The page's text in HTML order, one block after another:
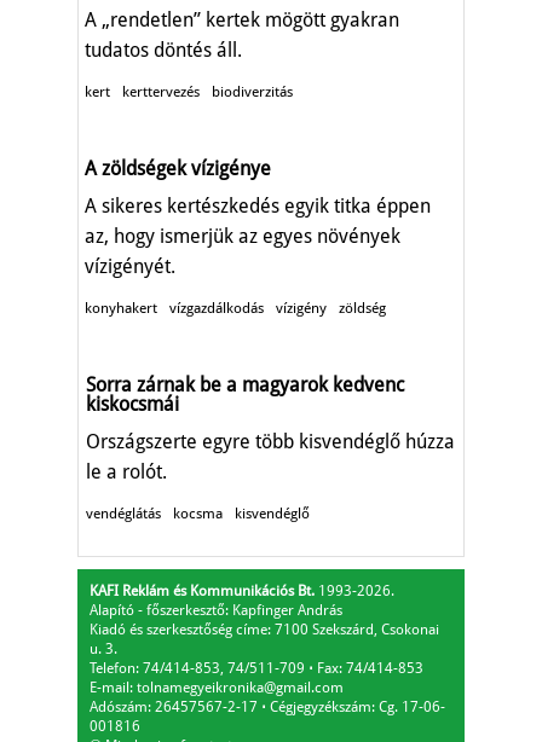
A „rendetlen” kertek mögött gyakran
tudatos döntés áll.
kert kerttervezés biodiverzitás
A zöldségek vízigénye
A sikeres kertészkedés egyik titka éppen
az, hogy ismerjük az egyes növények
vízigényét.
konyhakert vízgazdálkodás vízigény zöldség
Sorra zárnak be a magyarok kedvenc
kiskocsmái
Országszerte egyre több kisvendéglő húzza
le a rolót.
vendéglátás kocsma kisvendéglő
KAFI Reklám és Kommunikációs Bt. 1993-2026.
Alapító - főszerkesztő: Kapfinger András
Kiadó és szerkesztőség címe: 7100 Szekszárd, Csokonai
u. 3.
Telefon: 74/414-853, 74/511-709 ⋅ Fax: 74/414-853
E-mail: tolnamegyeikronika@gmail.com
Adószám: 26457567-2-17 ⋅ Cégjegyzékszám: Cg. 17-06-
001816